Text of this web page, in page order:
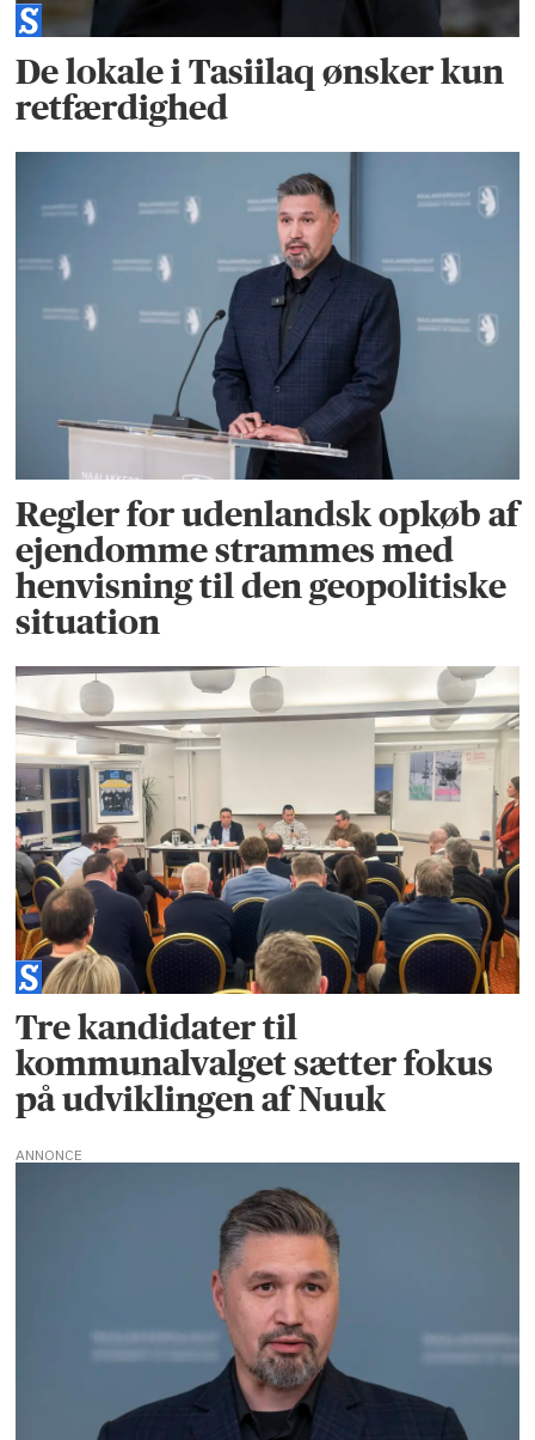
De lokale i Tasiilaq ønsker kun
retfærdighed
Regler for udenlandsk opkøb af
ejendomme strammes med
henvisning til den geopolitiske
situation
Tre kandidater til
kommunalvalget sætter fokus
på udviklingen af Nuuk
ANNONCE